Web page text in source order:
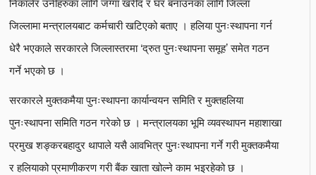
जिल्लामा मन्त्रालयबाट कर्मचारी खटिएको बताए । हलिया पुनःस्थापना गर्न
धेरै भएकाले सरकारले जिल्लास्तरमा ‘द्रुत पुनःस्थापना समूह’ समेत गठन
गर्ने भएको छ ।
सरकारले मुक्तकमैया पुनःस्थापना कार्यान्वयन समिति र मुक्तहलिया
पुनःस्थापना समिति गठन गरेको छ । मन्त्रालयका भूमि व्यवस्थापन महाशाखा
प्रमुख शङ्करबहादुर थापाले यसै आवभित्र पुनःस्थापना गर्ने गरी मुक्तकमैया
र हलियाको प्रमाणीकरण गरी बैंक खाता खोल्ने काम भइरहेको छ ।